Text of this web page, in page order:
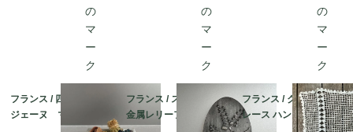
フランス / 四角いピロ
ジェーヌ マッチ入
フランス / スズランの
金属レリーフ
フランス / クロッシェ
レース ハンドメイド